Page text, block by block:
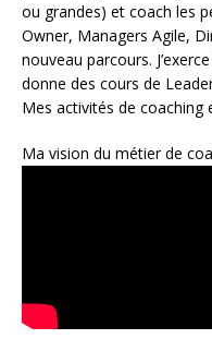
ou grandes) et coach les
Owner, Managers Agile,
nouveau parcours.
donne des cours de
Mes activités de coaching
Ma vision du métier de